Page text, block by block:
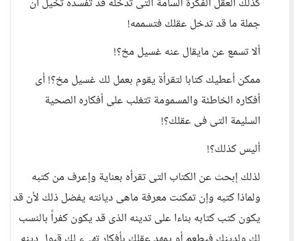
جملة ما قد تدخل عقلك فتسممه!
ألا تسمع عن مايقال عنه غسيل مخ؟!
ممكن أعطيك كتابا لتقرأة يقوم بعمل لك غسيل مخ؟! أى
أفكاره الخاطئة والمسمومة تتغلب على أفكاره الصحية
السليمة التى فى عقلك؟!
أليس كذلك؟!
لذلك إبحث عن الكتاب التى تقرأه بعناية وإعرف من كتبه
ولماذا كتبه وإن تمكنت معرفة ماهى ديانته يفضل ذلك لأن قد
يكون كتب كتابه بناءا على تدينه الذى قد يكون كفراً بالنسب